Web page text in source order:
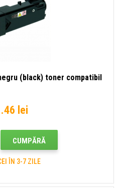
(black) toner compatibil
lei
CUMPĂRĂ
ÎN 3-7 ZILE